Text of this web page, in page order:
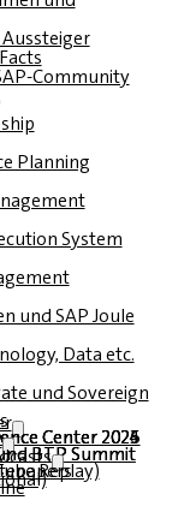
Community
Planning
System
und SAP Joule
Data etc.
und Sovereign
Center 2026
Center 2025
Center 2024
Center 2023
Replay)